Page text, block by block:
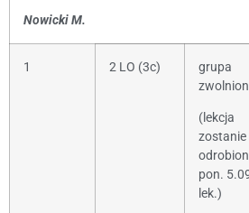
Nowicki M.
1 2 LO (3c)
grupa
(lekcja
zostanie
pon.
lek.)